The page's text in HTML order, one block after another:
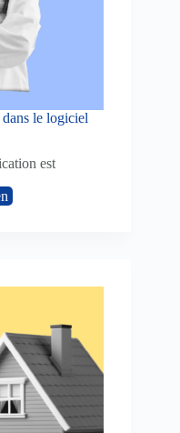
le logiciel
est